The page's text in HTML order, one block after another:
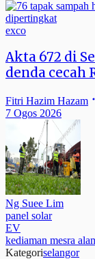
exco
Akta 672 di
denda cecah
Fitri Hazim Hazam
7 Ogos 2026
Ng Suee Lim
panel solar
EV
kediaman mesra
Kategoriselangor